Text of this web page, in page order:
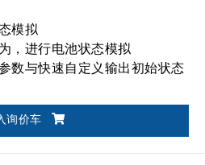
模拟
，进行电池状态模拟
数与快速自定义输出初始状态
询价车